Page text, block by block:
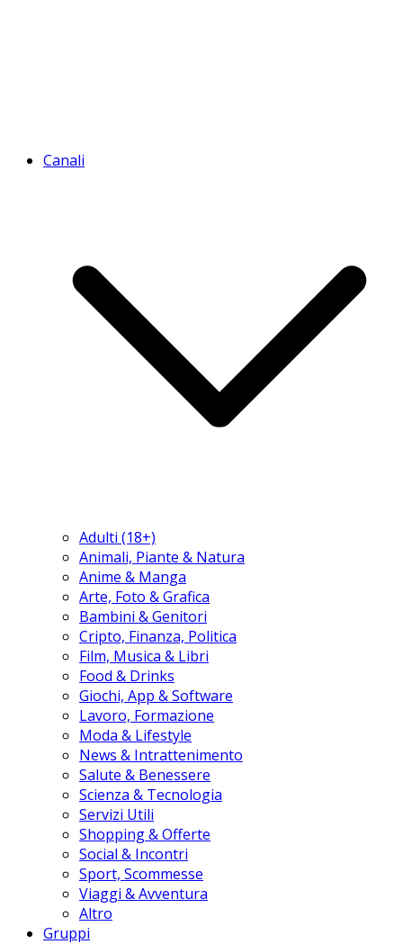
Canali
Adulti (18+)
Animali, Piante & Natura
Anime & Manga
Arte, Foto & Grafica
Bambini & Genitori
Cripto, Finanza, Politica
Film, Musica & Libri
Food & Drinks
Giochi, App & Software
Lavoro, Formazione
Moda & Lifestyle
News & Intrattenimento
Salute & Benessere
Scienza & Tecnologia
Servizi Utili
Shopping & Offerte
Social & Incontri
Sport, Scommesse
Viaggi & Avventura
Altro
Gruppi